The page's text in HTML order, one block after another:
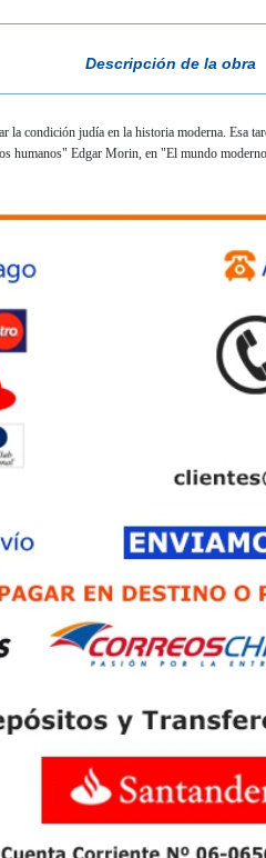
Descripción de la obra
la condición judía en la historia moderna. Esa
humanos" Edgar Morin, en "El mundo